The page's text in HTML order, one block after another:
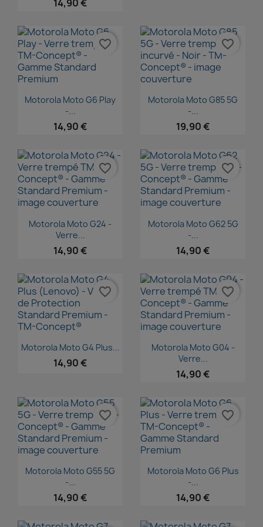
14,90 €
Aperçu rapide
Motorola Moto G6 Play
-...
14,90 €
favorite_border
Aperçu rapide
Motorola Moto G85 5G
-...
19,90 €
favorite_border
Aperçu rapide
Motorola Moto G24 -
Verre...
14,90 €
favorite_border
Aperçu rapide
Motorola Moto G62 5G
-...
14,90 €
favorite_border
Aperçu rapide
Motorola Moto G4 Plus...
14,90 €
favorite_border
Aperçu rapide
Motorola Moto G04 -
Verre...
14,90 €
favorite_border
Aperçu rapide
Motorola Moto G55 5G
-...
14,90 €
favorite_border
Aperçu rapide
Motorola Moto G6 Plus
-...
14,90 €
favorite_border